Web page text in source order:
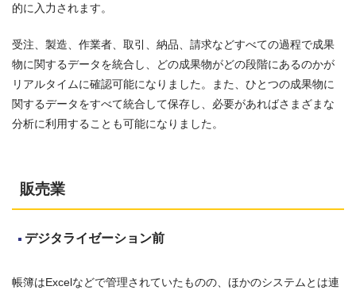
的に入力されます。
受注、製造、作業者、取引、納品、請求などすべての過程で成果
物に関するデータを統合し、どの成果物がどの段階にあるのかが
リアルタイムに確認可能になりました。また、ひとつの成果物に
関するデータをすべて統合して保存し、必要があればさまざまな
分析に利用することも可能になりました。
販売業
デジタライゼーション前
帳簿はExcelなどで管理されていたものの、ほかのシステムとは連